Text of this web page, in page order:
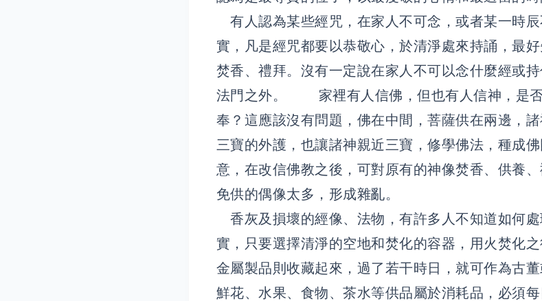
有人認為某些經咒，在家人不可念，或者某一時
實，凡是經咒都要以恭敬心，於清淨處來持誦，最
焚香、禮拜。沒有一定說在家人不可以念什麼經或
法門之外。 家裡有人信佛，但也有人信神，是否
奉？這應該沒有問題，佛在中間，菩薩供在兩邊，
三寶的外護，也讓諸神親近三寶，修學佛法，種成
意，在改信佛教之後，可對原有的神像焚香、供養
免供的偶像太多，形成雜亂。
香灰及損壞的經像、法物，有許多人不知道如何
實，只要選擇清淨的空地和焚化的容器，用火焚化
金屬製品則收藏起來，過了若干時日，就可作為
鮮花、水果、食物、茶水等供品屬於消耗品，必須